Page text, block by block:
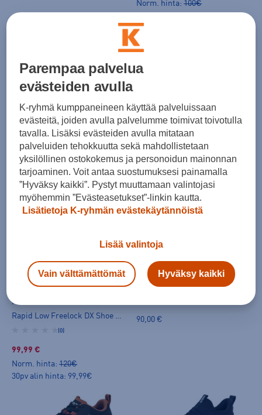
Norm. hinta: 100€
Halti
Rapid Low M WR Shoe - miesten kävelykengät
69,99 €
Norm. hinta:100€
30pv alin hinta: 79,99€
Halti
Syke M Shoe - miesten kävelykengät
(0)
100,00 €
SUOSITTELEMME
Halti
Rapid Low Freelock DX Shoe - miesten kävelykengät
(0)
99,99 €
Norm. hinta: 120€
30pv alin hinta: 99,99€
Halti
90,00 €
Parempaa palvelua
evästeiden avulla
K-ryhmä kumppaneineen käyttää palveluissaan
evästeitä, joiden avulla palvelumme toimivat toivotulla
tavalla. Lisäksi evästeiden avulla mitataan
palveluiden tehokkuutta sekä mahdollistetaan
yksilöllinen ostokokemus ja personoidun mainonnan
tarjoaminen. Voit antaa suostumuksesi painamalla
”Hyväksy kaikki”. Pystyt muuttamaan valintojasi
myöhemmin ”Evästeasetukset”-linkin kautta.
Lisätietoja K-ryhmän evästekäytännöistä
Lisää valintoja
Vain välttämättömät Hyväksy kaikki